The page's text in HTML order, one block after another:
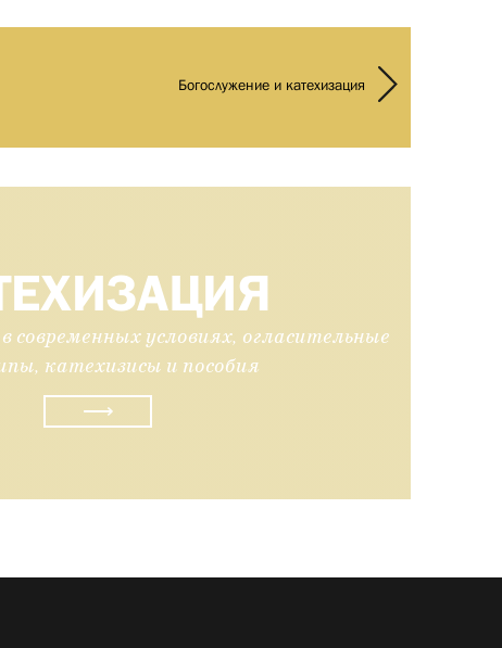
Богослужение и катехизация
условиях, огласительные
катехизисы и пособия
⟶